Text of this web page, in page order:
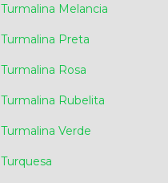
Turmalina Melancia
Turmalina Preta
Turmalina Rosa
Turmalina Rubelita
Turmalina Verde
Turquesa